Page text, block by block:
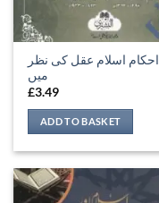
احکام اسلام عقل کی نظر
میں
£3.49
ADD TO BASKET